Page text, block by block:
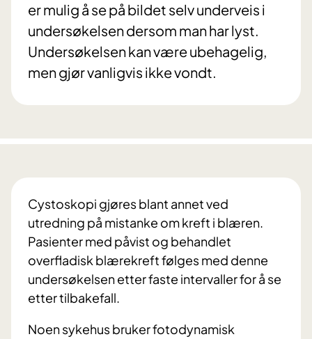
er mulig å se på bildet selv underveis i
undersøkelsen dersom man har lyst.
Undersøkelsen kan være ubehagelig,
men gjør vanligvis ikke vondt.
Cystoskopi gjøres blant annet ved
utredning på mistanke om kreft i blæren.
Pasienter med påvist og behandlet
overfladisk blærekreft følges med denne
undersøkelsen etter faste intervaller for å se
etter tilbakefall.
Noen sykehus bruker fotodynamisk